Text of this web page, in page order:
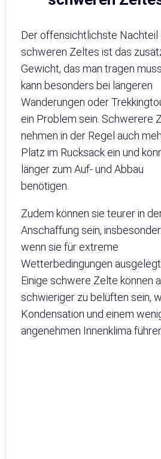
Der offensichtlichste Nachteil
schweren Zeltes ist das
Gewicht, das man tragen
kann besonders bei längeren
Wanderungen oder
ein Problem sein. Schwerere
nehmen in der Regel auch
Platz im Rucksack ein und
länger zum Auf- und Abbau
benötigen.
Zudem können sie teurer in
Anschaffung sein,
wenn sie für extreme
Wetterbedingungen ausgelegt
Einige schwere Zelte können
schwieriger zu belüften sein,
Kondensation und einem
angenehmen Innenklima